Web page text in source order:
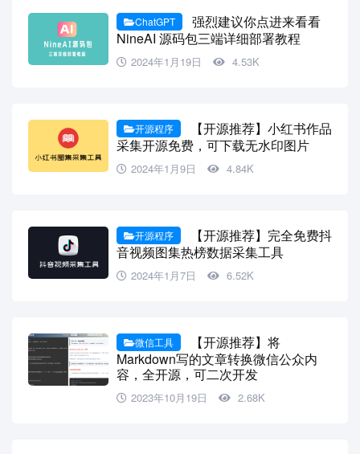
ChatGPT
强烈建议你点进来看看
NineAI 源码包三端详细部署教程
2024年1月19日 4.53K
开源程序
【开源推荐】小红书作品
采集开源免费，可下载无水印图片
2024年1月9日 4.84K
开源程序
【开源推荐】完全免费抖
音视频图集热榜数据采集工具
2024年1月7日 6.52K
微信工具
【开源推荐】将
Markdown写的文章转换微信公众内
容，全开源，可二次开发
2023年10月19日 2.68K